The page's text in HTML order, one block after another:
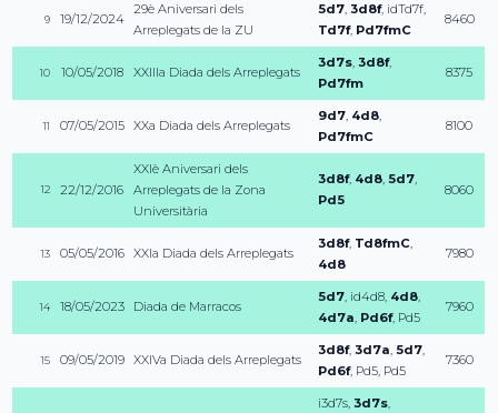
9 19/12/2024
29è Aniversari dels
Arreplegats de la ZU
5d7,3d8f, idTd7f,
Td7f, Pd7fmC
8460
10 10/05/2018 XXIIIa Diada dels Arreplegats
3d7s,3d8f,
Pd7fm
8375
11 07/05/2015 XXa Diada dels Arreplegats
9d7, 4d8,
Pd7fmC
8100
12 22/12/2016
XXIè Aniversari dels
Arreplegats de la Zona
Universitària
3d8f, 4d8,5d7,
Pd5
8060
13 05/05/2016 XXIa Diada dels Arreplegats
3d8f, Td8fmC,
4d8
7980
14 18/05/2023 Diada de Marracos
5d7, id4d8, 4d8,
4d7a, Pd6f, Pd5
7960
15 09/05/2019 XXIVa Diada dels Arreplegats
3d8f,3d7a,5d7,
Pd6f, Pd5, Pd5
7360
i3d7s,3d7s,